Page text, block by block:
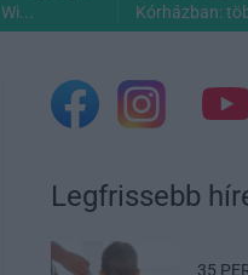
Kórházban:
Legfrissebb
35